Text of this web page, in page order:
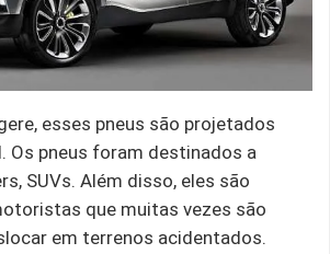
esses pneus são projetados
Os pneus foram destinados a
SUVs. Além disso, eles são
que muitas vezes são
em terrenos acidentados.